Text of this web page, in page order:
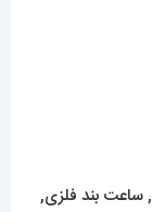
,ساعت بند فلزی,